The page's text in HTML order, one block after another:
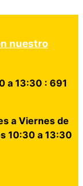
nuestro
a 13:30 : 691
a Viernes de
10:30 a 13:30